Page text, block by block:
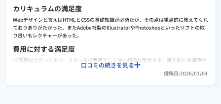
生徒側は毎回講師を選べず、講師によって教え方について違いがあるように感じた。 転
職サポートについては、転職サイトとの連携やセミナー等の開催は行っているそうです
が、仕事の斡旋は行っていないため、やや手厚さに欠けるように感じた。
検討者向けにおすすめポイント
講座料金が他社と比較して安価でillustratorやphotoshopの基礎が学べるということ。
通学授業は毎回5人までの少人数制なため、落ち着いた雰囲気で学ぶ事ができる。
カリキュラムの満足度
Webデザインと言えばHTMLとCSSの基礎知識が必須だが、その点は重点的に教えてくれ
ておりありがたかった、またAdobe社製のIllustratorやPhotoshopといったソフトの取
り扱いもレクチャーがあった。
費用に対する満足度
33万円ほどだったので、スクールの費用としては一般的な気がする。個人的には講師が
当たりで、Webデザインの基礎と応用・実践的なデザイン制作などWebデザイナーにな
るための一通りのことを丁寧に説明してくれていたことがありがたかった。
口コミの続きを見る
投稿日:2026/01/04